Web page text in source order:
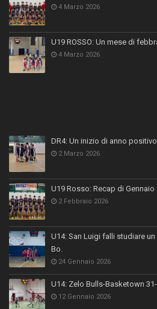
4 Marzo 2026
U19 ROSSO: Un mese di
4 Marzo 2026
DR4: Un inizio di anno positivo
2 Marzo 2026
U19 Rosso: Recap di Gennaio
2 Febbraio 2026
U14: San Luigi falli studiare un
Bo.
24 Gennaio 2026
U14: Zelo Bulls-Basketown
12 Gennaio 2026